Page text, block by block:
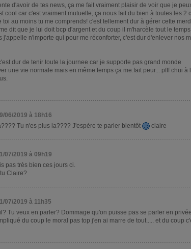
d'avoir de tes news, ça me fait vraiment plaisir de voir que je
cool car c'est vraiment mutuelle, ça nous fait du bien à toutes les 2
au moins tu me comprends! c'est tellement dur à gérer cette
dit que je lui doit bcp d'argent et du coup il m'harcèle tout le
j'appelle n'importe qui pour me réconforter, c'est dur d'enlever nos
dur de tenir toute la.journee car je supporte pas grand monde
une vie normale mais en même temps ça me.fait peur... pfff chui à
06/2019 à 18h16
Tu n'es plus la???? J'espère te parler bientôt
claire
07/2019 à 09h19
pas très bien ces jours ci.
Claire?
07/2019 à 11h35
Tu veux en parler? Dommage qu'on puisse pas se parler en
du coup le moral pas top j'en ai marre de tout..... et du coup